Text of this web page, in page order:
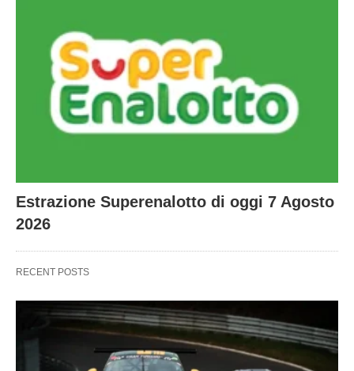
Estrazione Superenalotto di oggi 7 Agosto
2026
RECENT POSTS